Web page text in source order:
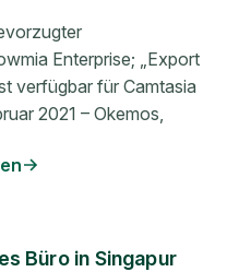
Enterprise; „Export
verfügbar für Camtasia
2021 – Okemos,
Büro in Singapur